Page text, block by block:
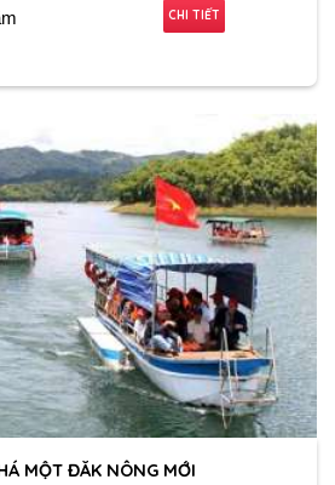
CHI TIẾT
MỘT ĐĂK NÔNG MỚI